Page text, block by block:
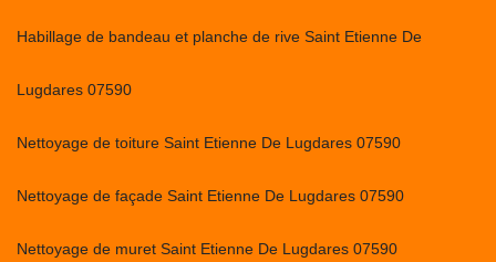
Habillage de bandeau et planche de rive Saint Etienne De
Lugdares 07590
Nettoyage de toiture Saint Etienne De Lugdares 07590
Nettoyage de façade Saint Etienne De Lugdares 07590
Nettoyage de muret Saint Etienne De Lugdares 07590